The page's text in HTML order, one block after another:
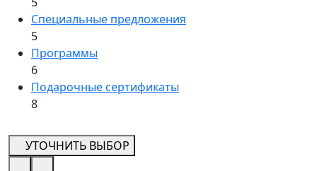
Специальные предложения
5
Программы
6
Подарочные сертификаты
8
УТОЧНИТЬ ВЫБОР